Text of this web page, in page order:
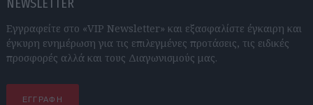
NEWSLETTER
Εγγραφείτε στο «VIP Newsletter» και εξασφαλίστε έγκαιρη και
έγκυρη ενημέρωση για τις επιλεγμένες προτάσεις, τις ειδικές
προσφορές αλλά και τους Διαγωνισμούς μας.
ΕΓΓΡΑΦΗ